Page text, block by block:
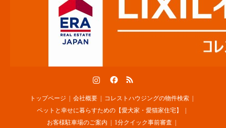
トップページ 会社概要
コレストハウジングの物件検索
ペットと幸せに暮らすための【愛犬家・愛猫家住宅】
お客様駐車場のご案内
1分クイック事前審査